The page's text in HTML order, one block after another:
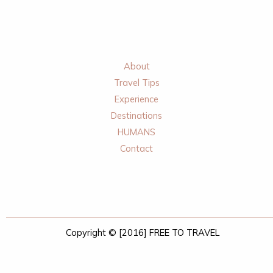
About
Travel Tips
Experience
Destinations
HUMANS
Contact
Copyright © [2016] FREE TO TRAVEL